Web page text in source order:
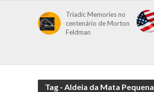
Triadic Memories no
centenário de Morton
Feldman
Tag - Aldeia da Mata Pequena